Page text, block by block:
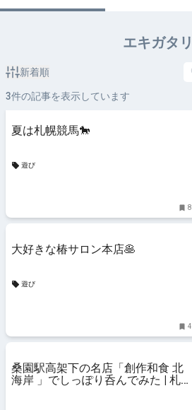
エキガタリ
新着順
3件の記事を表示しています
夏は札幌競馬🐎
遊び
8
大好きな椿サロン本店🥞
遊び
4
桑園駅高架下の名店「創作和食 北
海岸 」でしっぽり呑んでみた | 札幌